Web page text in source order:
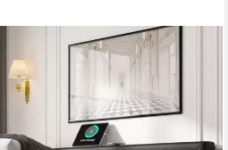
160x200cm mit USB-Anschluss und